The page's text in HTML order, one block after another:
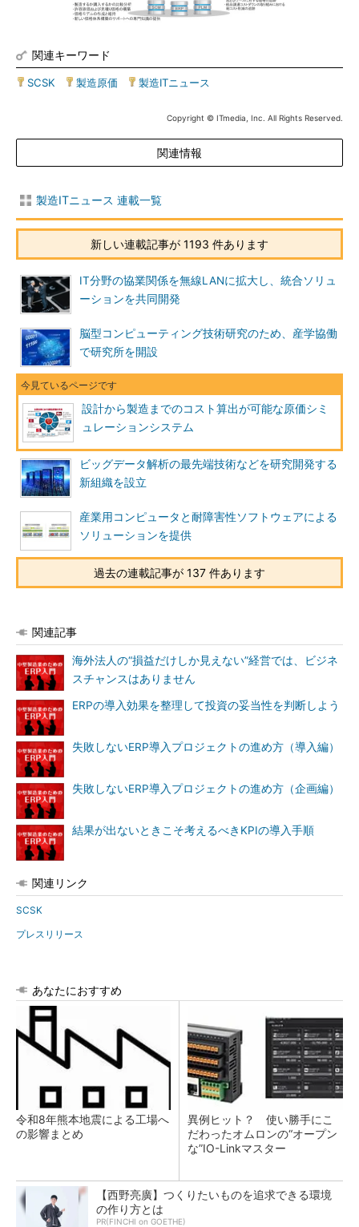
関連キーワード
SCSK 製造原価 製造ITニュース
Copyright © ITmedia, Inc. All Rights Reserved.
関連情報
製造ITニュース 連載一覧
新しい連載記事が 1193 件あります
IT分野の協業関係を無線LANに拡大し、統合ソリュ
ーションを共同開発
脳型コンピューティング技術研究のため、産学協働
で研究所を開設
設計から製造までのコスト算出が可能な原価シミ
ュレーションシステム
ビッグデータ解析の最先端技術などを研究開発する
新組織を設立
産業用コンピュータと耐障害性ソフトウェアによる
ソリューションを提供
過去の連載記事が 137 件あります
関連記事
海外法人の“損益だけしか見えない”経営では、ビジネ
スチャンスはありません
ERPの導入効果を整理して投資の妥当性を判断しよう
失敗しないERP導入プロジェクトの進め方（導入編）
失敗しないERP導入プロジェクトの進め方（企画編）
結果が出ないときこそ考えるべきKPIの導入手順
関連リンク
SCSK
プレスリリース
あなたにおすすめ
令和8年熊本地震による工場へ
の影響まとめ
異例ヒット？ 使い勝手にこ
だわったオムロンの“オープン
な”IO-Linkマスター
【西野亮廣】つくりたいものを追求できる環境
の作り方とは
PR(FINCHI on GOETHE)